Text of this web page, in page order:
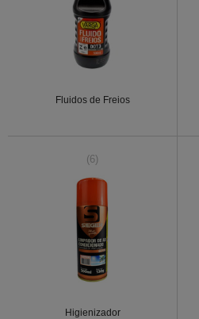
Fluidos de Freios
(6)
Higienizador